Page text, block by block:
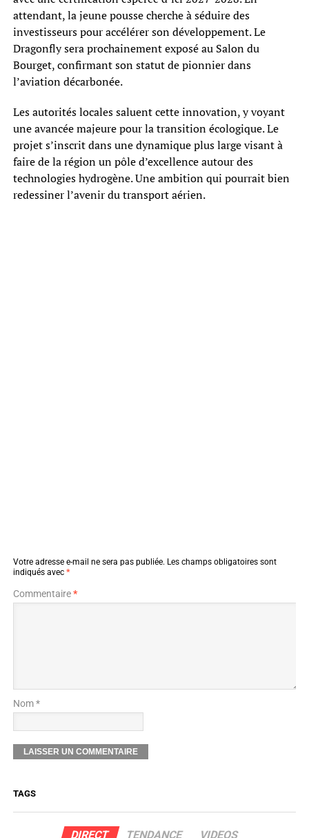
attendant, la jeune pousse cherche à séduire des
investisseurs pour accélérer son développement. Le
Dragonfly sera prochainement exposé au Salon du
Bourget, confirmant son statut de pionnier dans
l’aviation décarbonée.
Les autorités locales saluent cette innovation, y voyant
une avancée majeure pour la transition écologique. Le
projet s’inscrit dans une dynamique plus large visant à
faire de la région un pôle d’excellence autour des
technologies hydrogène. Une ambition qui pourrait bien
redessiner l’avenir du transport aérien.
Votre adresse e-mail ne sera pas publiée. Les champs obligatoires sont
indiqués avec *
Commentaire*
Nom *
TAGS
DIRECT TENDANCE VIDEOS